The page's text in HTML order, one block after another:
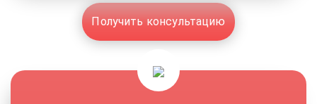
Получить консультацию